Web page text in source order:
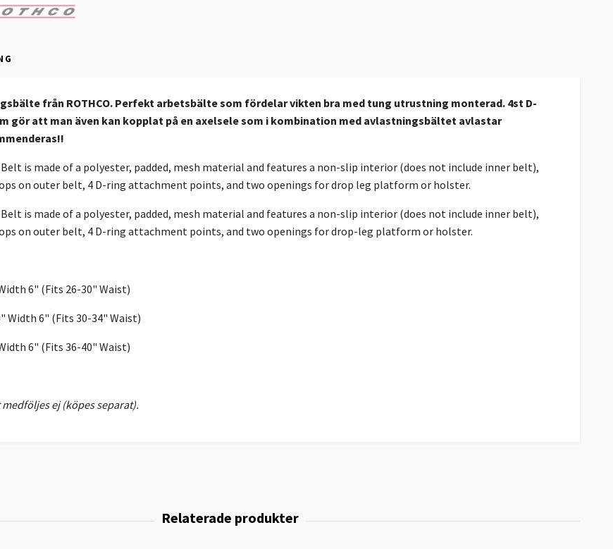
från ROTHCO. Perfekt arbetsbälte som fördelar vikten bra med tung utrustning monterad. 4st D-
gör att man även kan kopplat på en axelsele som i kombination med avlastningsbältet avlastar
is made of a polyester, padded, mesh material and features a non-slip interior (does not include inner belt),
on outer belt, 4 D-ring attachment points, and two openings for drop leg platform or holster.
is made of a polyester, padded, mesh material and features a non-slip interior (does not include inner belt),
on outer belt, 4 D-ring attachment points, and two openings for drop-leg platform or holster.
6" (Fits 26-30" Waist)
Width 6" (Fits 30-34" Waist)
6" (Fits 36-40" Waist)
medföljes ej (köpes separat).